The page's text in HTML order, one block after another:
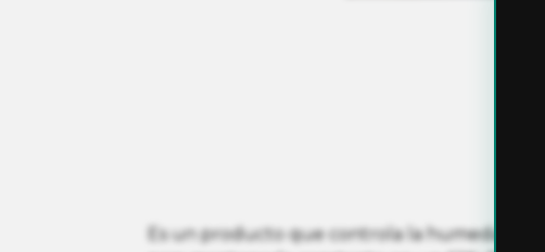
Es un producto que controla la humedad,